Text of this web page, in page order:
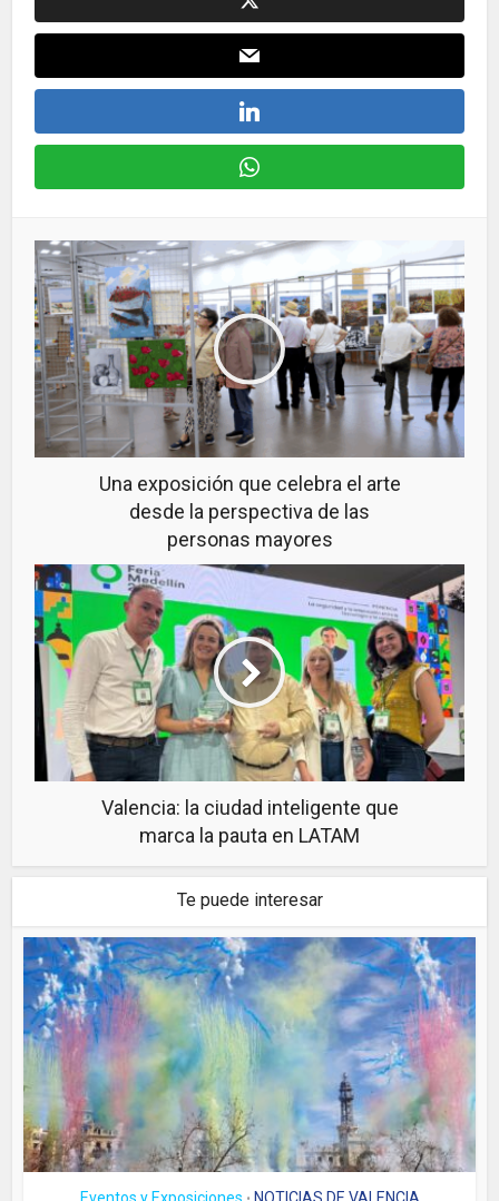
Una exposición que celebra el arte
desde la perspectiva de las
personas mayores
Valencia: la ciudad inteligente que
marca la pauta en LATAM
Te puede interesar
Eventos y Exposiciones NOTICIAS DE VALENCIA